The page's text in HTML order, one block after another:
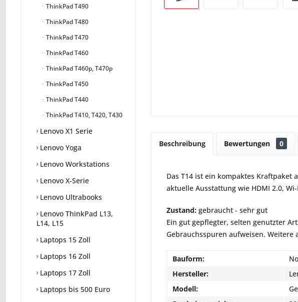
ThinkPad T490
ThinkPad T480
ThinkPad T470
ThinkPad T460
ThinkPad T460p, T470p
ThinkPad T450
ThinkPad T440
ThinkPad T410, T420, T430
Lenovo X1 Serie
Lenovo Yoga
Lenovo Workstations
Lenovo X-Serie
Lenovo Ultrabooks
Lenovo ThinkPad L13,
L14, L15
Laptops 15 Zoll
Laptops 16 Zoll
Laptops 17 Zoll
Laptops bis 500 Euro
Beschreibung Bewertungen 0
Das T14 ist ein kompaktes Kraftpaket
aktuelle Ausstattung wie HDMI 2.0,
Zustand: gebraucht - sehr gut
Ein gut gepflegter, selten genutzter
Gebrauchsspuren aufweisen.
Bauform:
Hersteller:
Modell: